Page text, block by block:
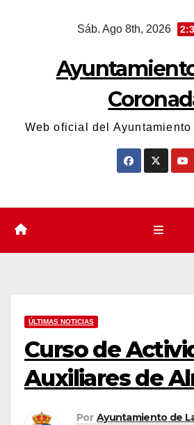
Sáb. Ago 8th, 2026
Web oficial del Ayuntamiento
ÚLTIMAS NOTICIAS
Curso de
Auxiliares de
Por Ayuntamiento de